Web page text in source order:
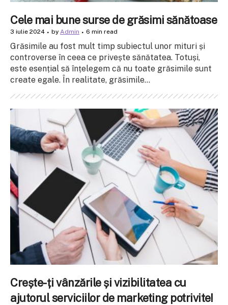
Cele mai bune surse de grăsimi sănătoase
3 iulie 2024 by Admin 6 min read
Grăsimile au fost mult timp subiectul unor mituri și
controverse în ceea ce privește sănătatea. Totuși,
este esențial să înțelegem că nu toate grăsimile sunt
create egale. În realitate, grăsimile...
Crește-ți vânzările și vizibilitatea cu
ajutorul serviciilor de marketing potrivite!